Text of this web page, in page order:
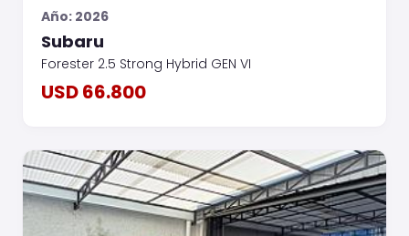
Año: 2026
Subaru
Forester 2.5 Strong Hybrid GEN VI
USD 66.800